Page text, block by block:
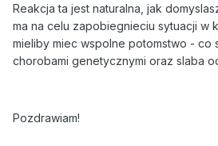
Reakcja ta jest naturalna, jak
ma na celu zapobiegnieciu sytuacji w
mieliby miec wspolne potomstwo - co
chorobami genetycznymi oraz slaba
Pozdrawiam!